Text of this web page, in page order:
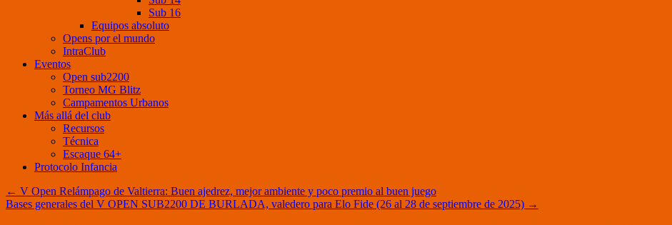
Sub 16
Equipos absoluto
Opens por el mundo
IntraClub
Eventos
Open sub2200
Torneo MG Blitz
Campamentos Urbanos
Más allá del club
Recursos
Técnica
Escaque 64+
Protocolo Infancia
← V Open Relámpago de Valtierra: Buen ajedrez, mejor ambiente y poco premio al buen juego
Bases generales del V OPEN SUB2200 DE BURLADA, valedero para Elo Fide (26 al 28 de septiembre de 2025) →